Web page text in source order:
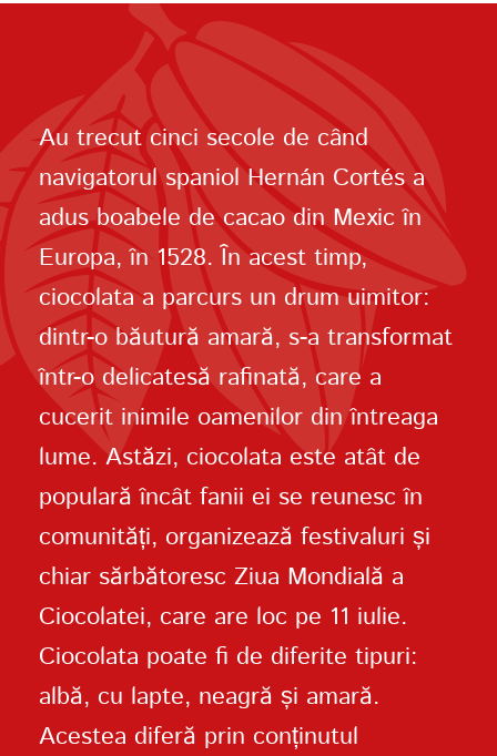
Au trecut cinci secole de când
navigatorul spaniol Hernán Cortés a
adus boabele de cacao din Mexic în
Europa, în 1528. În acest timp,
ciocolata a parcurs un drum uimitor:
dintr-o băutură amară, s-a transformat
într-o delicatesă rafinată, care a
cucerit inimile oamenilor din întreaga
lume. Astăzi, ciocolata este atât de
populară încât fanii ei se reunesc în
comunități, organizează festivaluri și
chiar sărbătoresc Ziua Mondială a
Ciocolatei, care are loc pe 11 iulie.
Ciocolata poate fi de diferite tipuri:
albă, cu lapte, neagră și amară.
Acestea diferă prin conținutul